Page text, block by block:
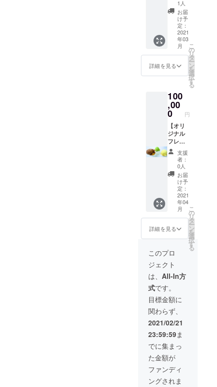
便での
お届け
になり
ます。
ンジェ
ラート
試作品
50個と
とも
に、今
後3年
間、当
店から
プロテ
ジェ
ラート
を卸売
特価(※)
で購
入・販
売でき
る権利
を提供
させて
いただ
きま
す。（※
卸売特
価は原
材料費
等の都
合で変
動する
場合が
ありま
す。）
アレル
ギー情
報：
乳、大
豆 ※ヤ
マト
クール
便での
お届け
になり
ます。
1人
お届
け予
定：
2021
年03
月
詳細を見る
こ
の
リ
タ
ー
ン
を
選
択
す
る
100
,00
0 円
【オリ
ジナル
フレー
バー
コー
ス】
チョコ
レー
ト、抹
茶、ス
トロベ
リー、
信州り
んご、
ブルー
ベリー
の中か
ら、お
好みの
フレー
バー1種
類を試
作致し
ます。
完成し
た試作
品25個
を提供
させて
いただ
きま
す。備
考欄に
ご希望
支援
者：
0人
お届
け予
定：
2021
年04
月
詳細を見る
こ
の
リ
タ
ー
ン
を
選
択
す
る
このプロ
ジェクト
は、 All-In方
式です。
目標金額に
関わらず、
2021/02/21
23:59:59ま
でに集まっ
た金額が
ファンディ
ングされま